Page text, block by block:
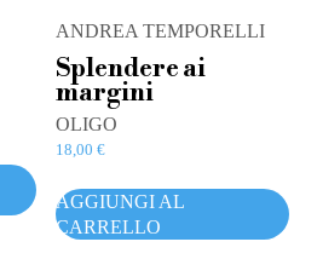
ANDREA TEMPORELLI
Splendere ai
margini
OLIGO
18,00€
AGGIUNGI AL
CARRELLO